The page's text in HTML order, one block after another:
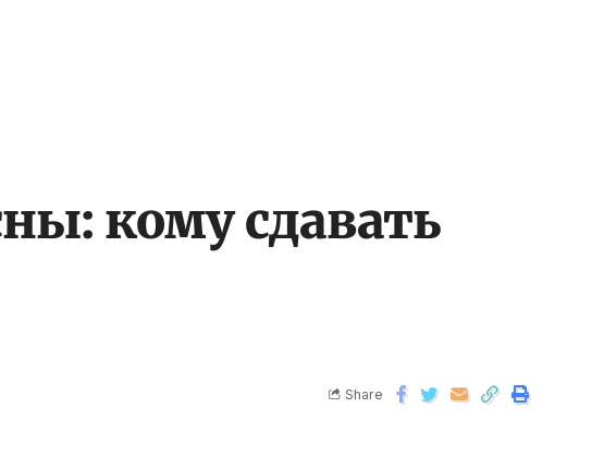
кому сдавать
Share